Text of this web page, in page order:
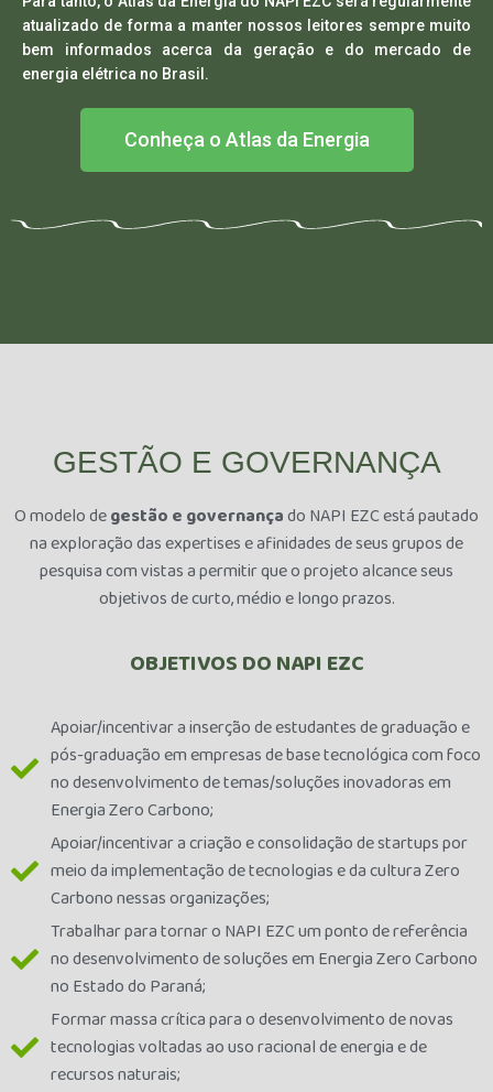
atualizado de forma a manter nossos leitores sempre muito
bem informados acerca da geração e do mercado de
energia elétrica no Brasil.
Conheça o Atlas da Energia
GESTÃO E GOVERNANÇA
O modelo degestão e governançado NAPI EZC está pautado
na exploração das expertises e afinidades de seus grupos de
pesquisa com vistas a permitir que o projeto alcance seus
objetivos de curto, médio e longo prazos.
OBJETIVOS DO NAPI EZC
Apoiar/incentivar a inserção de estudantes de graduação e
pós-graduação em empresas de base tecnológica com foco
no desenvolvimento de temas/soluções inovadoras em
Energia Zero Carbono;
Apoiar/incentivar a criação e consolidação de startups por
meio da implementação de tecnologias e da cultura Zero
Carbono nessas organizações;
Trabalhar para tornar o NAPI EZC um ponto de referência
no desenvolvimento de soluções em Energia Zero Carbono
no Estado do Paraná;
Formar massa crítica para o desenvolvimento de novas
tecnologias voltadas ao uso racional de energia e de
recursos naturais;